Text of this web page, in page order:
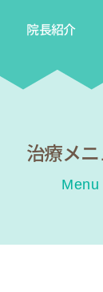
院長紹介
治療メ
Menu